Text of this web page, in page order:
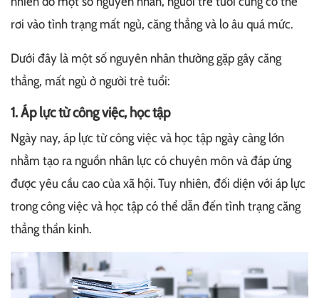
rơi vào tình trạng mất ngủ, căng thẳng và lo âu quá mức.
Dưới đây là một số nguyên nhân thường gặp gây căng
thẳng, mất ngủ ở người trẻ tuổi:
1. Áp lực từ công việc, học tập
Ngày nay, áp lực từ công việc và học tập ngày càng lớn
nhằm tạo ra nguồn nhân lực có chuyên môn và đáp ứng
được yêu cầu cao của xã hội. Tuy nhiên, đối diện với áp lực
trong công việc và học tập có thể dẫn đến tình trạng căng
thẳng thần kinh.